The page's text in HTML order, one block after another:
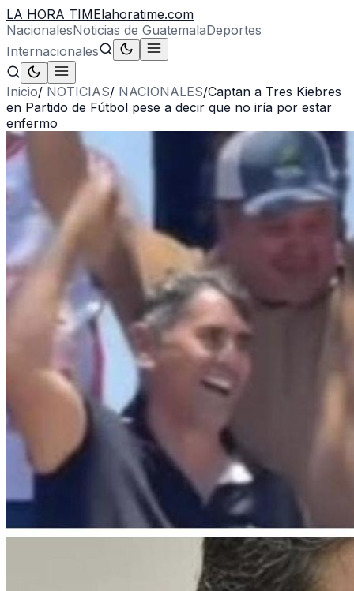
LA HORA TIMElahoratime.com
NacionalesNoticias de GuatemalaDeportes
Internacionales
Inicio/ NOTICIAS/ NACIONALES/Captan a Tres Kiebres
en Partido de Fútbol pese a decir que no iría por estar
enfermo